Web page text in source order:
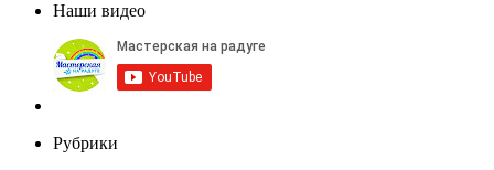
Наши видео
Рубрики